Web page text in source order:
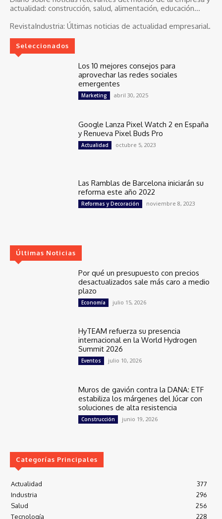
actualidad: construcción, salud, alimentación, educación...
RevistaIndustria: Últimas noticias de actualidad empresarial.
Seleccionados
Los 10 mejores consejos para
aprovechar las redes sociales
emergentes
Marketing abril 30, 2025
Google Lanza Pixel Watch 2 en España
y Renueva Pixel Buds Pro
Actualidad octubre 5, 2023
Las Ramblas de Barcelona iniciarán su
reforma este año 2022
Reformas y Decoración noviembre 8, 2023
Últimas Noticias
Por qué un presupuesto con precios
desactualizados sale más caro a medio
plazo
Economía julio 15, 2026
HyTEAM refuerza su presencia
internacional en la World Hydrogen
Summit 2026
Eventos julio 10, 2026
Muros de gavión contra la DANA: ETF
estabiliza los márgenes del Júcar con
soluciones de alta resistencia
Construcción junio 19, 2026
Categorías Principales
Actualidad
377
Industria
296
Salud
256
Tecnología
228